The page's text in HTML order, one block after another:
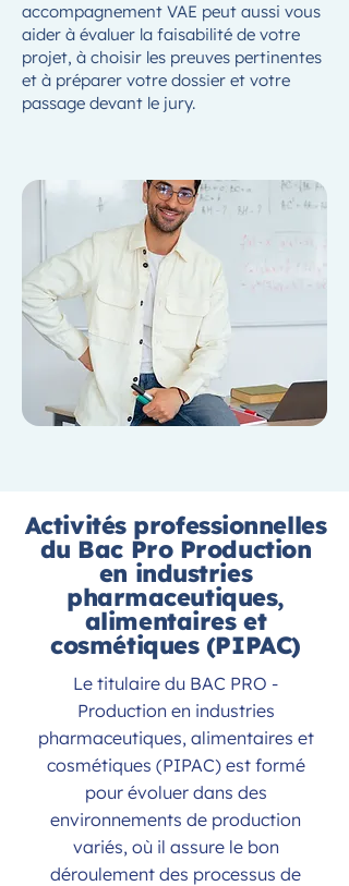
accompagnement VAE peut aussi vous
aider à évaluer la faisabilité de votre
projet, à choisir les preuves pertinentes
et à préparer votre dossier et votre
passage devant le jury.
Activités professionnelles
du Bac Pro Production
en industries
pharmaceutiques,
alimentaires et
cosmétiques (PIPAC)
Le titulaire du BAC PRO -
Production en industries
pharmaceutiques, alimentaires et
cosmétiques (PIPAC) est formé
pour évoluer dans des
environnements de production
variés, où il assure le bon
déroulement des processus de